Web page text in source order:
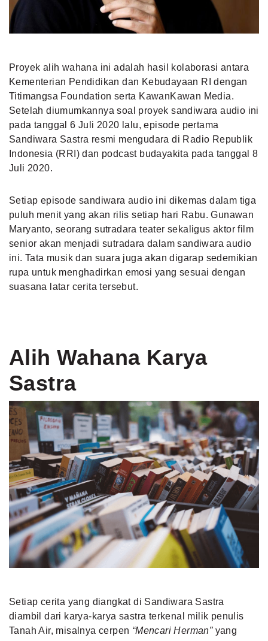
Proyek alih wahana ini adalah hasil kolaborasi antara
Kementerian Pendidikan dan Kebudayaan RI dengan
Titimangsa Foundation serta KawanKawan Media.
Setelah diumumkannya soal proyek sandiwara audio ini
pada tanggal 6 Juli 2020 lalu, episode pertama
Sandiwara Sastra resmi mengudara di Radio Republik
Indonesia (RRI) dan podcast budayakita pada tanggal 8
Juli 2020.
Setiap episode sandiwara audio ini dikemas dalam tiga
puluh menit yang akan rilis setiap hari Rabu. Gunawan
Maryanto, seorang sutradara teater sekaligus aktor film
senior akan menjadi sutradara dalam sandiwara audio
ini. Tata musik dan suara juga akan digarap sedemikian
rupa untuk menghadirkan emosi yang sesuai dengan
suasana latar cerita tersebut.
Alih Wahana Karya
Sastra
Setiap cerita yang diangkat di Sandiwara Sastra
diambil dari karya-karya sastra terkenal milik penulis
Tanah Air, misalnya cerpen “Mencari Herman”yang